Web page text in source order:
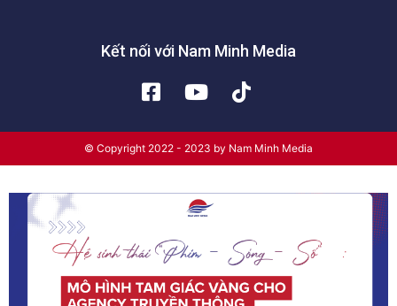
Kết nối với Nam Minh Media
© Copyright 2022 - 2023 by Nam Minh Media